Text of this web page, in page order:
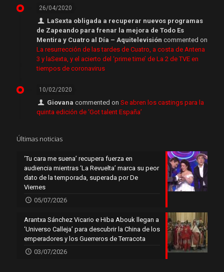
26/04/2020
LaSexta obligada a recuperar nuevos programas
de Zapeando para frenar la mejora de Todo Es
Mentira y Cuatro al Día – Aquitelevisión commented on
La resurrección de las tardes de Cuatro, a costa de Antena
3 y laSexta, y el acierto del ‘prime time’ de La 2 de TVE en
tiempos de coronavirus
10/02/2020
Giovana commented onSe abren los castings para la
quinta edición de ‘Got talent España’
Últimas noticias
‘Tu cara me suena’ recupera fuerza en
audiencia mientras ‘La Revuelta’ marca su peor
dato de la temporada, superada por De
Viernes
05/07/2026
Arantxa Sánchez Vicario e Hiba Abouk llegan a
‘Universo Calleja’ para descubrir la China de los
emperadores y los Guerreros de Terracota
03/07/2026